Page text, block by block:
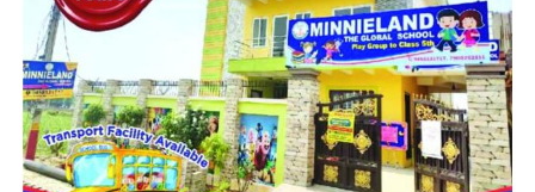
कोशिश कर सकता है।
पिछले साल भी हुआ था बड़ा साइबर हमला
साल 2024 मेंउत्तराखंडके डेटा सेंटर पर माकोप रैनसमवेयर का हमला
हुआ था। उस साइबर हमले में कई सिस्टम लॉक हो गए थे और कथित तौर
पर डेटा को अनलॉक करने के बदले फिरौती की मांग की गई थी। उस घटना